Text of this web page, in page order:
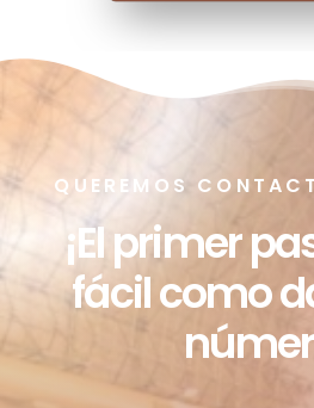
QUEREMOS
¡El primer
fácil como